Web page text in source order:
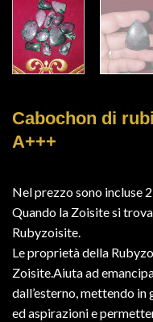
Cabochon di
A+++
Nel prezzo sono incluse
Quando la Zoisite si
Rubyzoisite.
Le proprietà della
Zoisite.Aiuta ad
dall’esterno, mettendo
ed aspirazioni e